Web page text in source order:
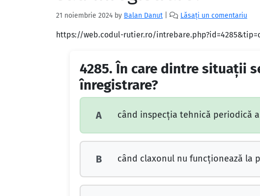
21 noiembrie 2024 by Balan Danut Lăsați un comentariu
https://web.codul-rutier.ro/
4285. În care dintre situații
înregistrare?
A când inspecția tehnică periodică
B când claxonul nu funcționează la